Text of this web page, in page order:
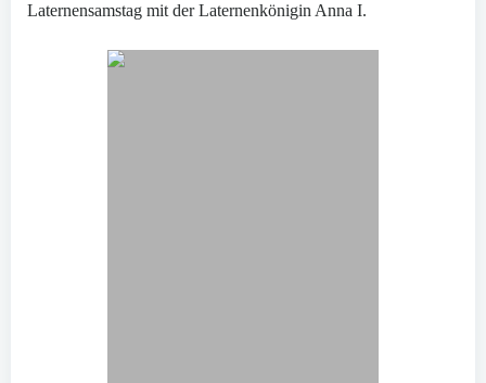
Laternensamstag mit der Laternenkönigin Anna I.